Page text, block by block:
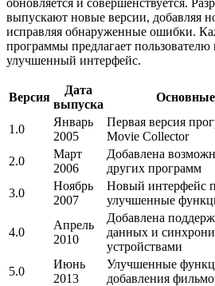
выпускают новые версии, добавляя
исправляя обнаруженные ошибки.
программы предлагает
улучшенный интерфейс.
Версия
Дата
выпуска
Основные
1.0
Январь
2005
Первая версия
Movie Collector
2.0
Март
2006
Добавлена
других программ
3.0
Ноябрь
2007
Новый интерфейс
улучшенные
4.0
Апрель
2010
Добавлена
данных и
устройствами
5.0
Июнь
2013
Улучшенные
добавления